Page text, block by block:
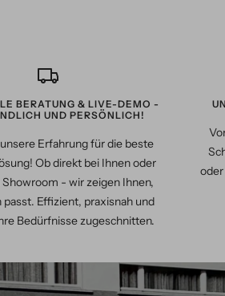
BERATUNG & LIVE-DEMO -
UND PERSÖNLICH!
Erfahrung für die beste
Ob direkt bei Ihnen oder
- wir zeigen Ihnen,
passt. Effizient, praxisnah und
Bedürfnisse zugeschnitten.